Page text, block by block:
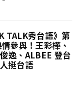
TALK秀台語》第
參與！王彩樺、
逸、ALBEE 登台
挺台語